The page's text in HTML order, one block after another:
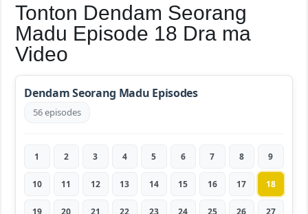
Tonton Dendam Seorang
Madu Episode 18 Dra ma
Video
Dendam Seorang Madu Episodes
56 episodes
1 2 3 4 5 6 7 8 9
10 11 12 13 14 15 16 17 18
19 20 21 22 23 24 25 26 27